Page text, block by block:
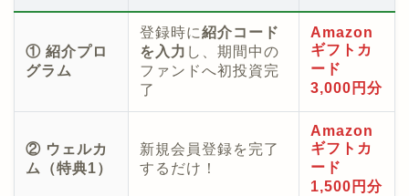
① 紹介プロ
グラム
登録時に紹介コード
を入力 し、期間中の
ファンドへ初投資完
了
Amazon
ギフトカ
ード
3,000円分
② ウェルカ
ム（特典1）
新規会員登録を完了
するだけ！
Amazon
ギフトカ
ード
1,500円分